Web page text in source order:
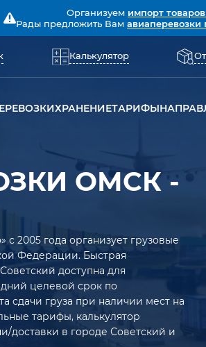
Организуем импорт
Рады предложить Вам авиаперевозки
Калькулятор
ХРАНЕНИЕТАРИФЫ
ОМСК -
2005 года организует грузовые
Федерации. Быстрая
доступна для
целевой срок по
сдачи груза при наличии мест на
тарифы, калькулятор
доставки в городе Советский и